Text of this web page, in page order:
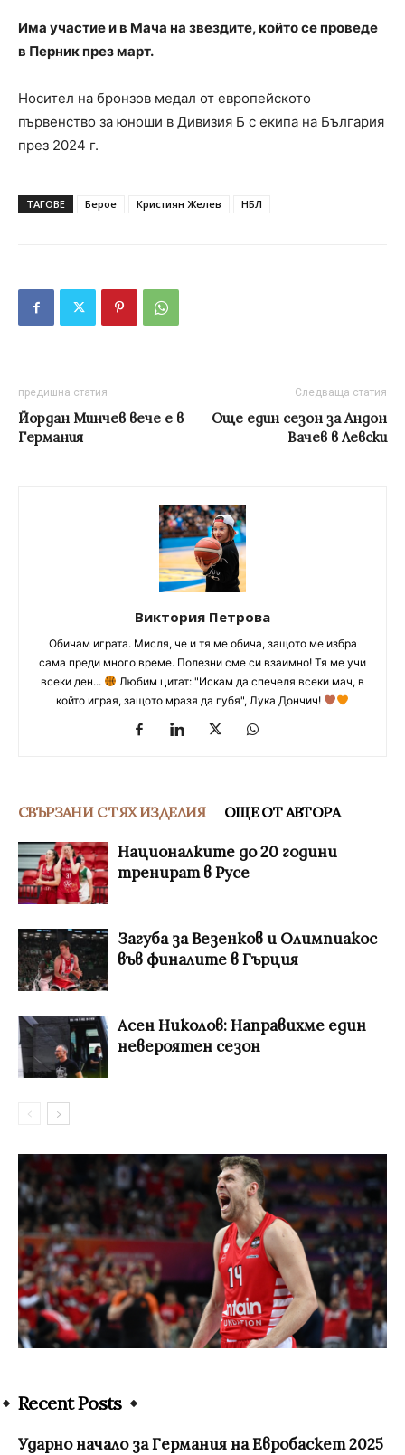
Има участие и в Мача на звездите, който се проведе
в Перник през март.
Носител на бронзов медал от европейското
първенство за юноши в Дивизия Б с екипа на България
през 2024 г.
ТАГОВЕ Берое Кристиян Желев НБЛ
предишна статия
Йордан Минчев вече е в
Германия
Следваща статия
Oще един сезон за Андон
Вачев в Левски
Виктория Петрова
Обичам играта. Мисля, че и тя ме обича, защото ме избра
сама преди много време. Полезни сме си взаимно! Тя ме учи
всеки ден...
Любим цитат: "Искам да спечеля всеки мач, в
който играя, защото мразя да губя", Лука Дончич!
СВЪРЗАНИ С ТЯХ ИЗДЕЛИЯ ОЩЕ ОТ АВТОРА
Националките до 20 години
тренират в Русе
Загуба за Везенков и Олимпиакос
във финалите в Гърция
Асен Николов: Направихме един
невероятен сезон
Recent Posts
Ударно начало за Германия на Евробаскет 2025